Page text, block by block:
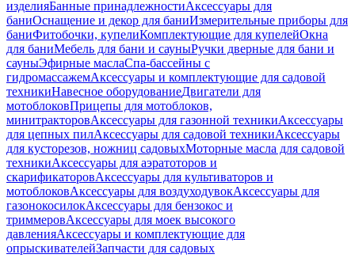
изделияБанные принадлежностиАксессуары для
баниОснащение и декор для баниИзмерительные приборы для
баниФитобочки, купелиКомплектующие для купелейОкна
для баниМебель для бани и сауныРучки дверные для бани и
сауныЭфирные маслаСпа-бассейны с
гидромассажемАксессуары и комплектующие для садовой
техникиНавесное оборудованиеДвигатели для
мотоблоковПрицепы для мотоблоков,
минитракторовАксессуары для газонной техникиАксессуары
для цепных пилАксессуары для садовой техникиАксессуары
для кусторезов, ножниц садовыхМоторные масла для садовой
техникиАксессуары для аэратоторов и
скарификаторовАксессуары для культиваторов и
мотоблоковАксессуары для воздуходувокАксессуары для
газонокосилокАксессуары для бензокос и
триммеровАксессуары для моек высокого
давленияАксессуары и комплектующие для
опрыскивателейЗапчасти для садовых